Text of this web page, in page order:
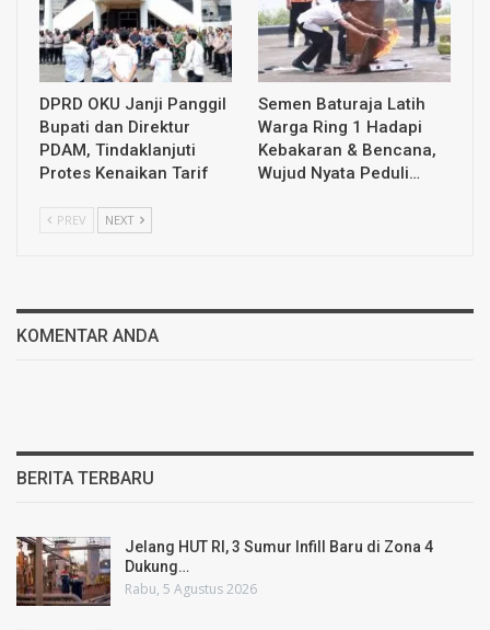
DPRD OKU Janji Panggil
Bupati dan Direktur
PDAM, Tindaklanjuti
Protes Kenaikan Tarif
Semen Baturaja Latih
Warga Ring 1 Hadapi
Kebakaran & Bencana,
Wujud Nyata Peduli…
PREV NEXT
KOMENTAR ANDA
BERITA TERBARU
Jelang HUT RI, 3 Sumur Infill Baru di Zona 4
Dukung…
Rabu, 5 Agustus 2026